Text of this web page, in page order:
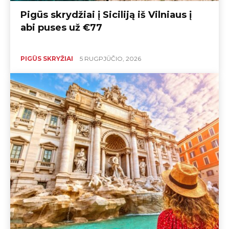
Pigūs skrydžiai į Siciliją iš Vilniaus į
abi puses už €77
PIGŪS SKRYŽIAI 5 RUGPJŪČIO, 2026